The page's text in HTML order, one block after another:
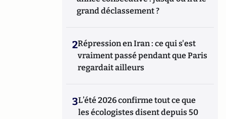
grand déclassement ?
2Répression en Iran : ce qui s'est
vraiment passé pendant que Paris
regardait ailleurs
3L’été 2026 confirme tout ce que
les écologistes disent depuis 50